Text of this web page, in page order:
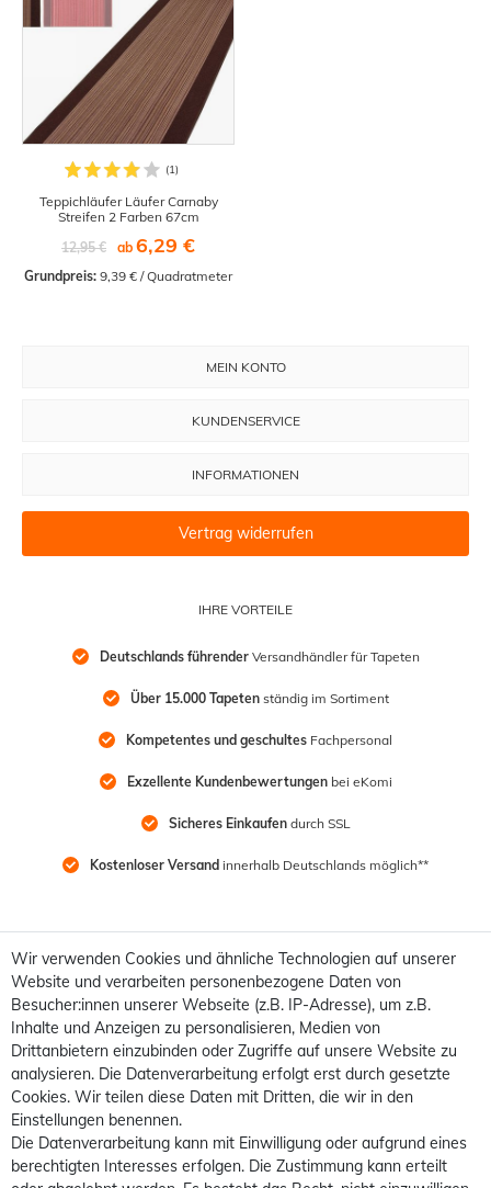
Teppichläufer Läufer Carnaby
Streifen 2 Farben 67cm
12,95 €
ab 6,29 €
Grundpreis: 9,39 € / Quadratmeter
IHRE VORTEILE
Deutschlands führender Versandhändler für Tapeten
Über 15.000 Tapeten ständig im Sortiment
Kompetentes und geschultes Fachpersonal
Exzellente Kundenbewertungen bei eKomi
Sicheres Einkaufen durch SSL
Kostenloser Versand innerhalb Deutschlands möglich**
MEIN KONTO
KUNDENSERVICE
INFORMATIONEN
Vertrag widerrufen
Wir verwenden Cookies und ähnliche Technologien auf unserer
Website und verarbeiten personenbezogene Daten von
Besucher:innen unserer Webseite (z.B. IP-Adresse), um z.B.
Inhalte und Anzeigen zu personalisieren, Medien von
Drittanbietern einzubinden oder Zugriffe auf unsere Website zu
analysieren. Die Datenverarbeitung erfolgt erst durch gesetzte
Cookies. Wir teilen diese Daten mit Dritten, die wir in den
Einstellungen benennen.
Die Datenverarbeitung kann mit Einwilligung oder aufgrund eines
berechtigten Interesses erfolgen. Die Zustimmung kann erteilt